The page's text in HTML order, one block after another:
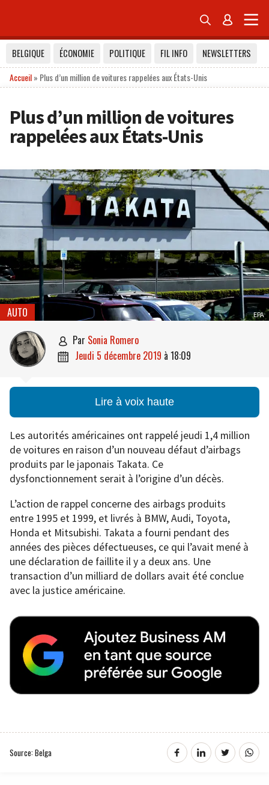
 
BELGIQUE ÉCONOMIE POLITIQUE FIL INFO
NEWSLETTERS
Accueil» Plus d’un million de voitures rappelées aux États-Unis
Plus d’un million de voitures
rappelées aux États-Unis
EPA
AUTO
 par Sonia Romero
 jeudi 5 décembre 2019 à 18:09
Lire à voix haute
Les autorités américaines ont rappelé jeudi 1,4 million
de voitures en raison d’un nouveau défaut d’airbags
produits par le japonais Takata. Ce
dysfonctionnement serait à l’origine d’un décès.
L’action de rappel concerne des airbags produits
entre 1995 et 1999, et livrés à BMW, Audi, Toyota,
Honda et Mitsubishi. Takata a fourni pendant des
années des pièces défectueuses, ce qui l’avait mené à
une déclaration de faillite il y a deux ans. Une
transaction d’un milliard de dollars avait été conclue
avec la justice américaine.
Source: Belga